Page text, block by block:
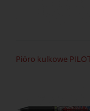
Pióro kulkowe